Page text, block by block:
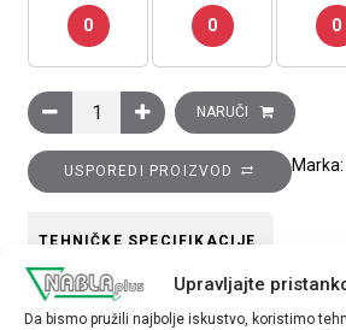
Upravljajte
Da bismo pružili najbolje iskustvo, koristimo
0 0 0
TV-SAT utičnica, prolazna, 14DB, 2
NARUČI
USPOREDI PROIZVOD Marka:
TEHNIČKE SPECIFIKACIJE